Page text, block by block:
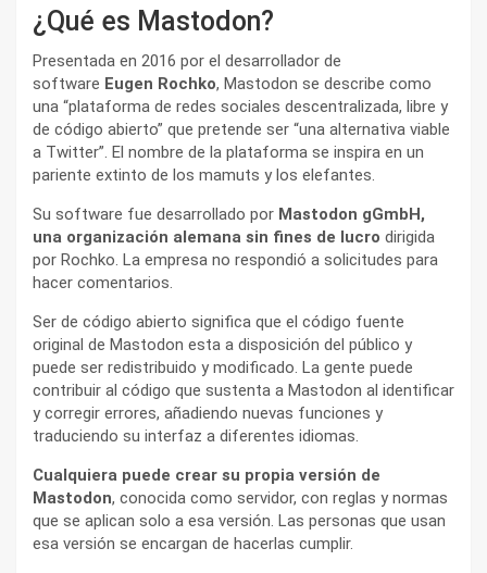
¿Qué es Mastodon?
Presentada en 2016 por el desarrollador de
software Eugen Rochko, Mastodon se describe como
una “plataforma de redes sociales descentralizada, libre y
de código abierto” que pretende ser “una alternativa viable
a Twitter”. El nombre de la plataforma se inspira en un
pariente extinto de los mamuts y los elefantes.
Su software fue desarrollado por Mastodon gGmbH,
una organización alemana sin fines de lucro dirigida
por Rochko. La empresa no respondió a solicitudes para
hacer comentarios.
Ser de código abierto significa que el código fuente
original de Mastodon esta a disposición del público y
puede ser redistribuido y modificado. La gente puede
contribuir al código que sustenta a Mastodon al identificar
y corregir errores, añadiendo nuevas funciones y
traduciendo su interfaz a diferentes idiomas.
Cualquiera puede crear su propia versión de
Mastodon, conocida como servidor, con reglas y normas
que se aplican solo a esa versión. Las personas que usan
esa versión se encargan de hacerlas cumplir.